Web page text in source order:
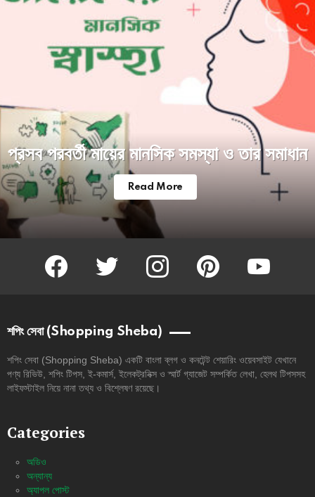
প্রসব পরবর্তী মায়ের মানসিক সমস্যা ও তার সমাধান
Read More
facebook twitter instagram pinterest youtube
শপিং সেবা (Shopping Sheba)
শপিং সেবা (Shopping Sheba) একটি বাংলা ব্লগ ও কনটেন্ট শেয়ারিং ওয়েবসাইট যেখানে
পণ্য রিভিউ, শপিং টিপস, ই-কমার্স, ইলেকট্রনিক্স ও স্মার্ট গ্যাজেট সম্পর্কিত লেখা, হেলথ টিপসসহ
লাইফস্টাইল নিয়ে নানা তথ্য ও বিশ্লেষণ রয়েছে।
Categories
অডিও
অন্যান্য
অ্যাপল পোস্ট